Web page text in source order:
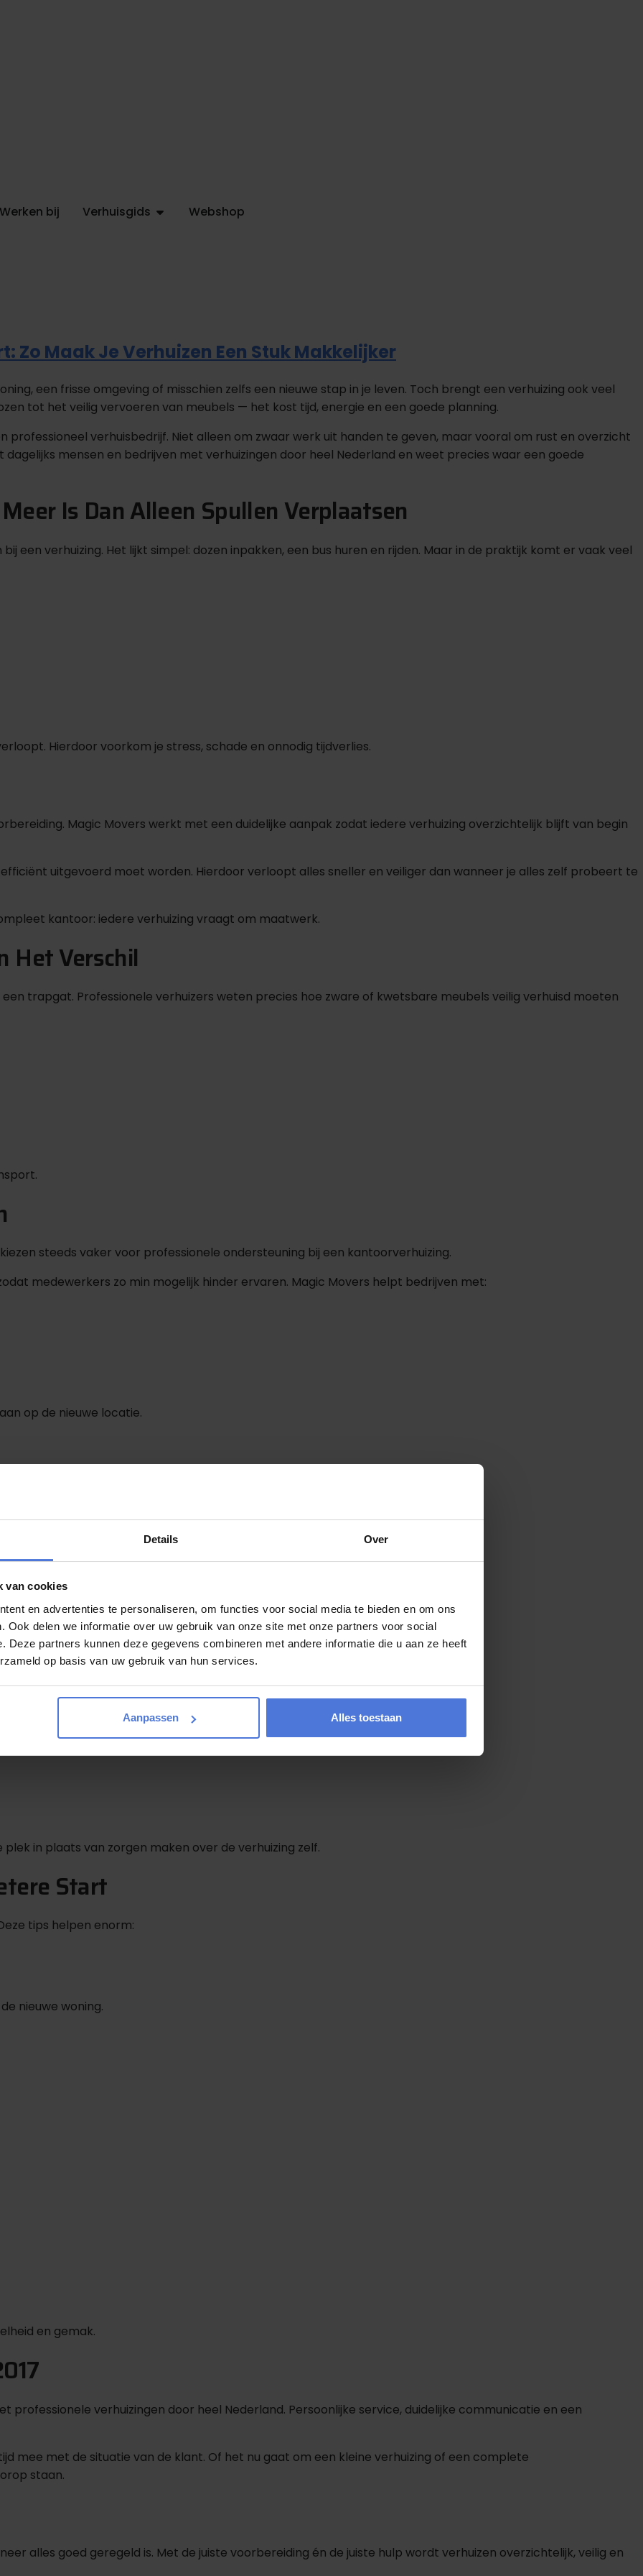
Details Over
van cookies
en advertenties te personaliseren, om functies voor social media te bieden en om ons
Ook delen we informatie over uw gebruik van onze site met onze partners voor social
Deze partners kunnen deze gegevens combineren met andere informatie die u aan ze heeft
op basis van uw gebruik van hun services.
Aanpassen Alles toestaan
Werken bij Verhuisgids Webshop
Zo Maak Je Verhuizen Een Stuk Makkelijker
een frisse omgeving of misschien zelfs een nieuwe stap in je leven. Toch brengt een verhuizing ook veel
tot het veilig vervoeren van meubels — het kost tijd, energie en een goede planning.
professioneel verhuisbedrijf. Niet alleen om zwaar werk uit handen te geven, maar vooral om rust en overzicht
mensen en bedrijven met verhuizingen door heel Nederland en weet precies waar een goede
Is Dan Alleen Spullen Verplaatsen
een verhuizing. Het lijkt simpel: dozen inpakken, een bus huren en rijden. Maar in de praktijk komt er vaak veel
Hierdoor voorkom je stress, schade en onnodig tijdverlies.
Magic Movers werkt met een duidelijke aanpak zodat iedere verhuizing overzichtelijk blijft van begin
uitgevoerd moet worden. Hierdoor verloopt alles sneller en veiliger dan wanneer je alles zelf probeert te
kantoor: iedere verhuizing vraagt om maatwerk.
Het Verschil
trapgat. Professionele verhuizers weten precies hoe zware of kwetsbare meubels veilig verhuisd moeten
steeds vaker voor professionele ondersteuning bij een kantoorverhuizing.
medewerkers zo min mogelijk hinder ervaren. Magic Movers helpt bedrijven met:
op de nieuwe locatie.
Bijvoorbeeld door:
kan Magic Movers vaak snel schakelen om een passende oplossing te bieden.
Dan Alleen Tijd
verhuishulp levert veel meer voordelen op:
in plaats van zorgen maken over de verhuizing zelf.
Start
tips helpen enorm:
nieuwe woning.
en gemak.
professionele verhuizingen door heel Nederland. Persoonlijke service, duidelijke communicatie en een
mee met de situatie van de klant. Of het nu gaat om een kleine verhuizing of een complete
staan.
alles goed geregeld is. Met de juiste voorbereiding én de juiste hulp wordt verhuizen overzichtelijk, veilig en